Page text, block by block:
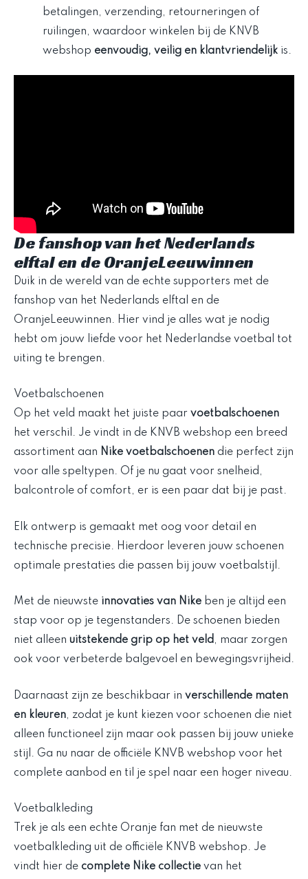
betalingen, verzending, retourneringen of
ruilingen, waardoor winkelen bij de KNVB
webshop eenvoudig, veilig en klantvriendelijk is.
De fanshop van het Nederlands
elftal en de OranjeLeeuwinnen
Duik in de wereld van de echte supporters met de
fanshop van het Nederlands elftal en de
OranjeLeeuwinnen. Hier vind je alles wat je nodig
hebt om jouw liefde voor het Nederlandse voetbal tot
uiting te brengen.
Voetbalschoenen
Op het veld maakt het juiste paar voetbalschoenen
het verschil. Je vindt in de KNVB webshop een breed
assortiment aan Nike voetbalschoenen die perfect zijn
voor alle speltypen. Of je nu gaat voor snelheid,
balcontrole of comfort, er is een paar dat bij je past.
Elk ontwerp is gemaakt met oog voor detail en
technische precisie. Hierdoor leveren jouw schoenen
optimale prestaties die passen bij jouw voetbalstijl.
Met de nieuwste innovaties van Nike ben je altijd een
stap voor op je tegenstanders. De schoenen bieden
niet alleen uitstekende grip op het veld, maar zorgen
ook voor verbeterde balgevoel en bewegingsvrijheid.
Daarnaast zijn ze beschikbaar in verschillende maten
en kleuren, zodat je kunt kiezen voor schoenen die niet
alleen functioneel zijn maar ook passen bij jouw unieke
stijl. Ga nu naar de officiële KNVB webshop voor het
complete aanbod en til je spel naar een hoger niveau.
Voetbalkleding
Trek je als een echte Oranje fan met de nieuwste
voetbalkleding uit de officiële KNVB webshop. Je
vindt hier de complete Nike collectie van het